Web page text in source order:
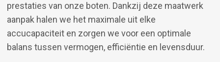
prestaties van onze boten. Dankzij deze maatwerk
aanpak halen we het maximale uit elke
accucapaciteit en zorgen we voor een optimale
balans tussen vermogen, efficiëntie en levensduur.